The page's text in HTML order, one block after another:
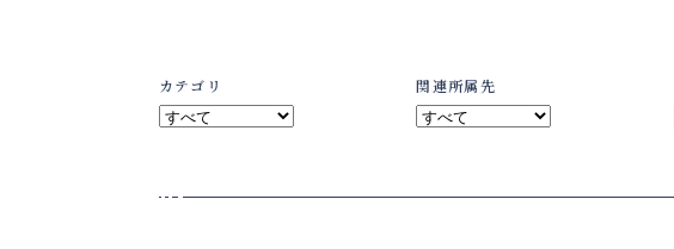
カテゴリ 関連所属先